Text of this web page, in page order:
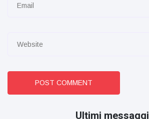
POST COMMENT
Ultimi messaggi